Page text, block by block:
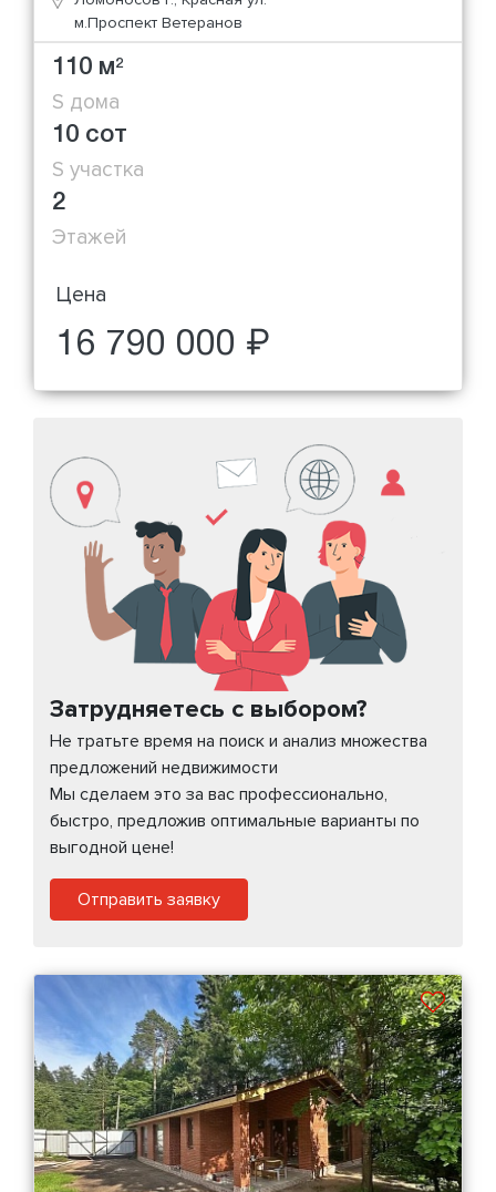
м.Проспект Ветеранов
110 м2
S дома
10 сот
S участка
2
Этажей
Цена
16 790 000 ₽
Затрудняетесь с выбором?
Не тратьте время на поиск и анализ множества
предложений недвижимости
Мы сделаем это за вас профессионально,
быстро, предложив оптимальные варианты по
выгодной цене!
Отправить заявку